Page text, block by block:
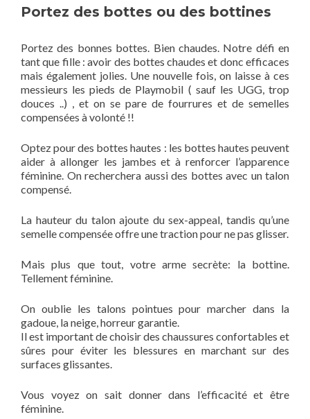
Portez des bottes ou des bottines
Portez des bonnes bottes. Bien chaudes. Notre défi en
tant que fille : avoir des bottes chaudes et donc efficaces
mais également jolies. Une nouvelle fois, on laisse à ces
messieurs les pieds de Playmobil ( sauf les UGG, trop
douces ..) , et on se pare de fourrures et de semelles
compensées à volonté !!
Optez pour des bottes hautes : les bottes hautes peuvent
aider à allonger les jambes et à renforcer l’apparence
féminine. On recherchera aussi des bottes avec un talon
compensé.
La hauteur du talon ajoute du sex-appeal, tandis qu’une
semelle compensée offre une traction pour ne pas glisser.
Mais plus que tout, votre arme secrète: la bottine.
Tellement féminine.
On oublie les talons pointues pour marcher dans la
gadoue, la neige, horreur garantie.
Il est important de choisir des chaussures confortables et
sûres pour éviter les blessures en marchant sur des
surfaces glissantes.
Vous voyez on sait donner dans l’efficacité et être
féminine.